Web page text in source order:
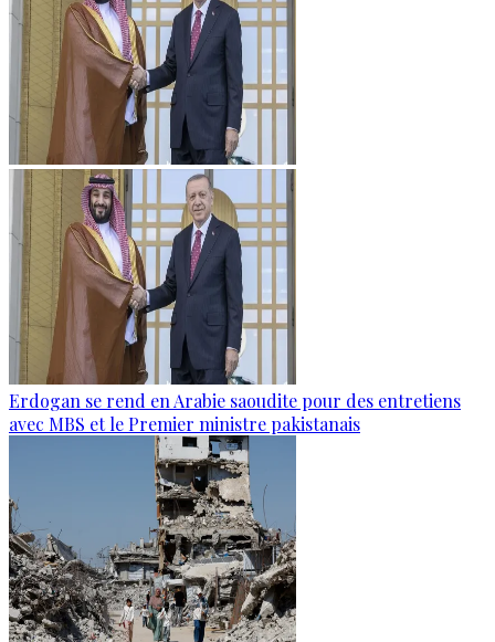
Erdogan se rend en Arabie saoudite pour des entretiens
avec MBS et le Premier ministre pakistanais